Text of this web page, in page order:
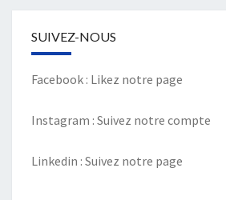
SUIVEZ-NOUS
Facebook : Likez notre page
Instagram : Suivez notre compte
Linkedin : Suivez notre page